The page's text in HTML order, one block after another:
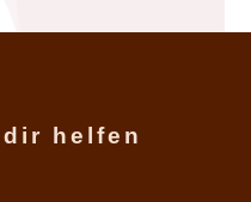
helfen